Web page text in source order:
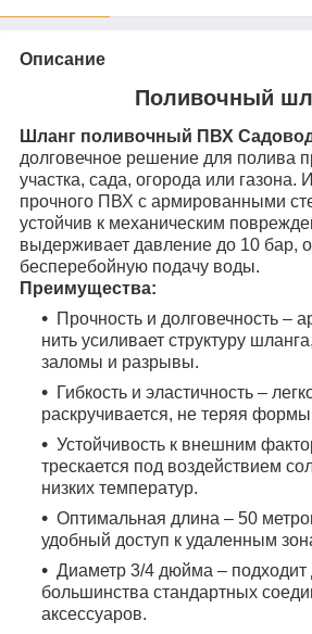
Описание
Поливочный
Шланг поливочный ПВХ
долговечное решение для полива
участка, сада, огорода или газона.
прочного ПВХ с армированными
устойчив к механическим
выдерживает давление до 10 бар,
бесперебойную подачу воды.
Преимущества:
Прочность и долговечность –
нить усиливает структуру
заломы и разрывы.
Гибкость и эластичность –
раскручивается, не теряя
Устойчивость к внешним
трескается под воздействием
низких температур.
Оптимальная длина – 50
удобный доступ к удаленным
Диаметр 3/4 дюйма – подходит
большинства стандартных
аксессуаров.